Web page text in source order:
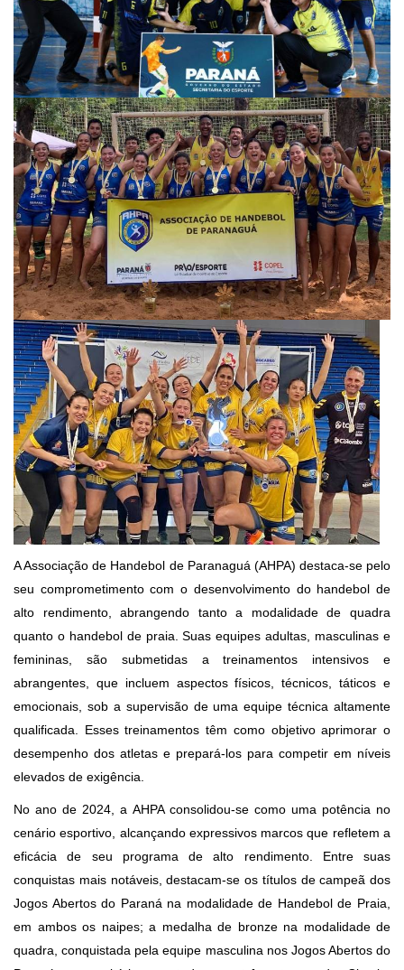
A Associação de Handebol de Paranaguá (AHPA) destaca-se pelo
seu comprometimento com o desenvolvimento do handebol de
alto rendimento, abrangendo tanto a modalidade de quadra
quanto o handebol de praia. Suas equipes adultas, masculinas e
femininas, são submetidas a treinamentos intensivos e
abrangentes, que incluem aspectos físicos, técnicos, táticos e
emocionais, sob a supervisão de uma equipe técnica altamente
qualificada. Esses treinamentos têm como objetivo aprimorar o
desempenho dos atletas e prepará-los para competir em níveis
elevados de exigência.
No ano de 2024, a AHPA consolidou-se como uma potência no
cenário esportivo, alcançando expressivos marcos que refletem a
eficácia de seu programa de alto rendimento. Entre suas
conquistas mais notáveis, destacam-se os títulos de campeã dos
Jogos Abertos do Paraná na modalidade de Handebol de Praia,
em ambos os naipes; a medalha de bronze na modalidade de
quadra, conquistada pela equipe masculina nos Jogos Abertos do